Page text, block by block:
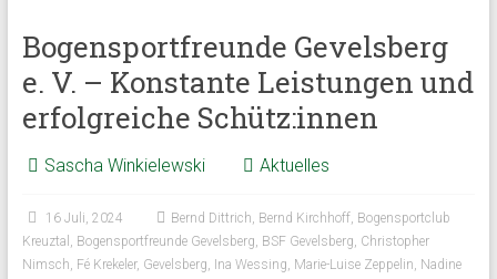
Bogensportfreunde Gevelsberg
e. V. – Konstante Leistungen und
erfolgreiche Schütz:innen
Sascha Winkielewski Aktuelles
16 Juli, 2024 Bernd Dittrich, Bernd Kirchhoff, Bogensportclub
Kreuztal , Bogensportfreunde Gevelsberg, BSF Gevelsberg, Christopher
Nimsch, Fé Krekeler, Gevelsberg, Ina Wessing, Marie-Luise Zeppelin, Nadine